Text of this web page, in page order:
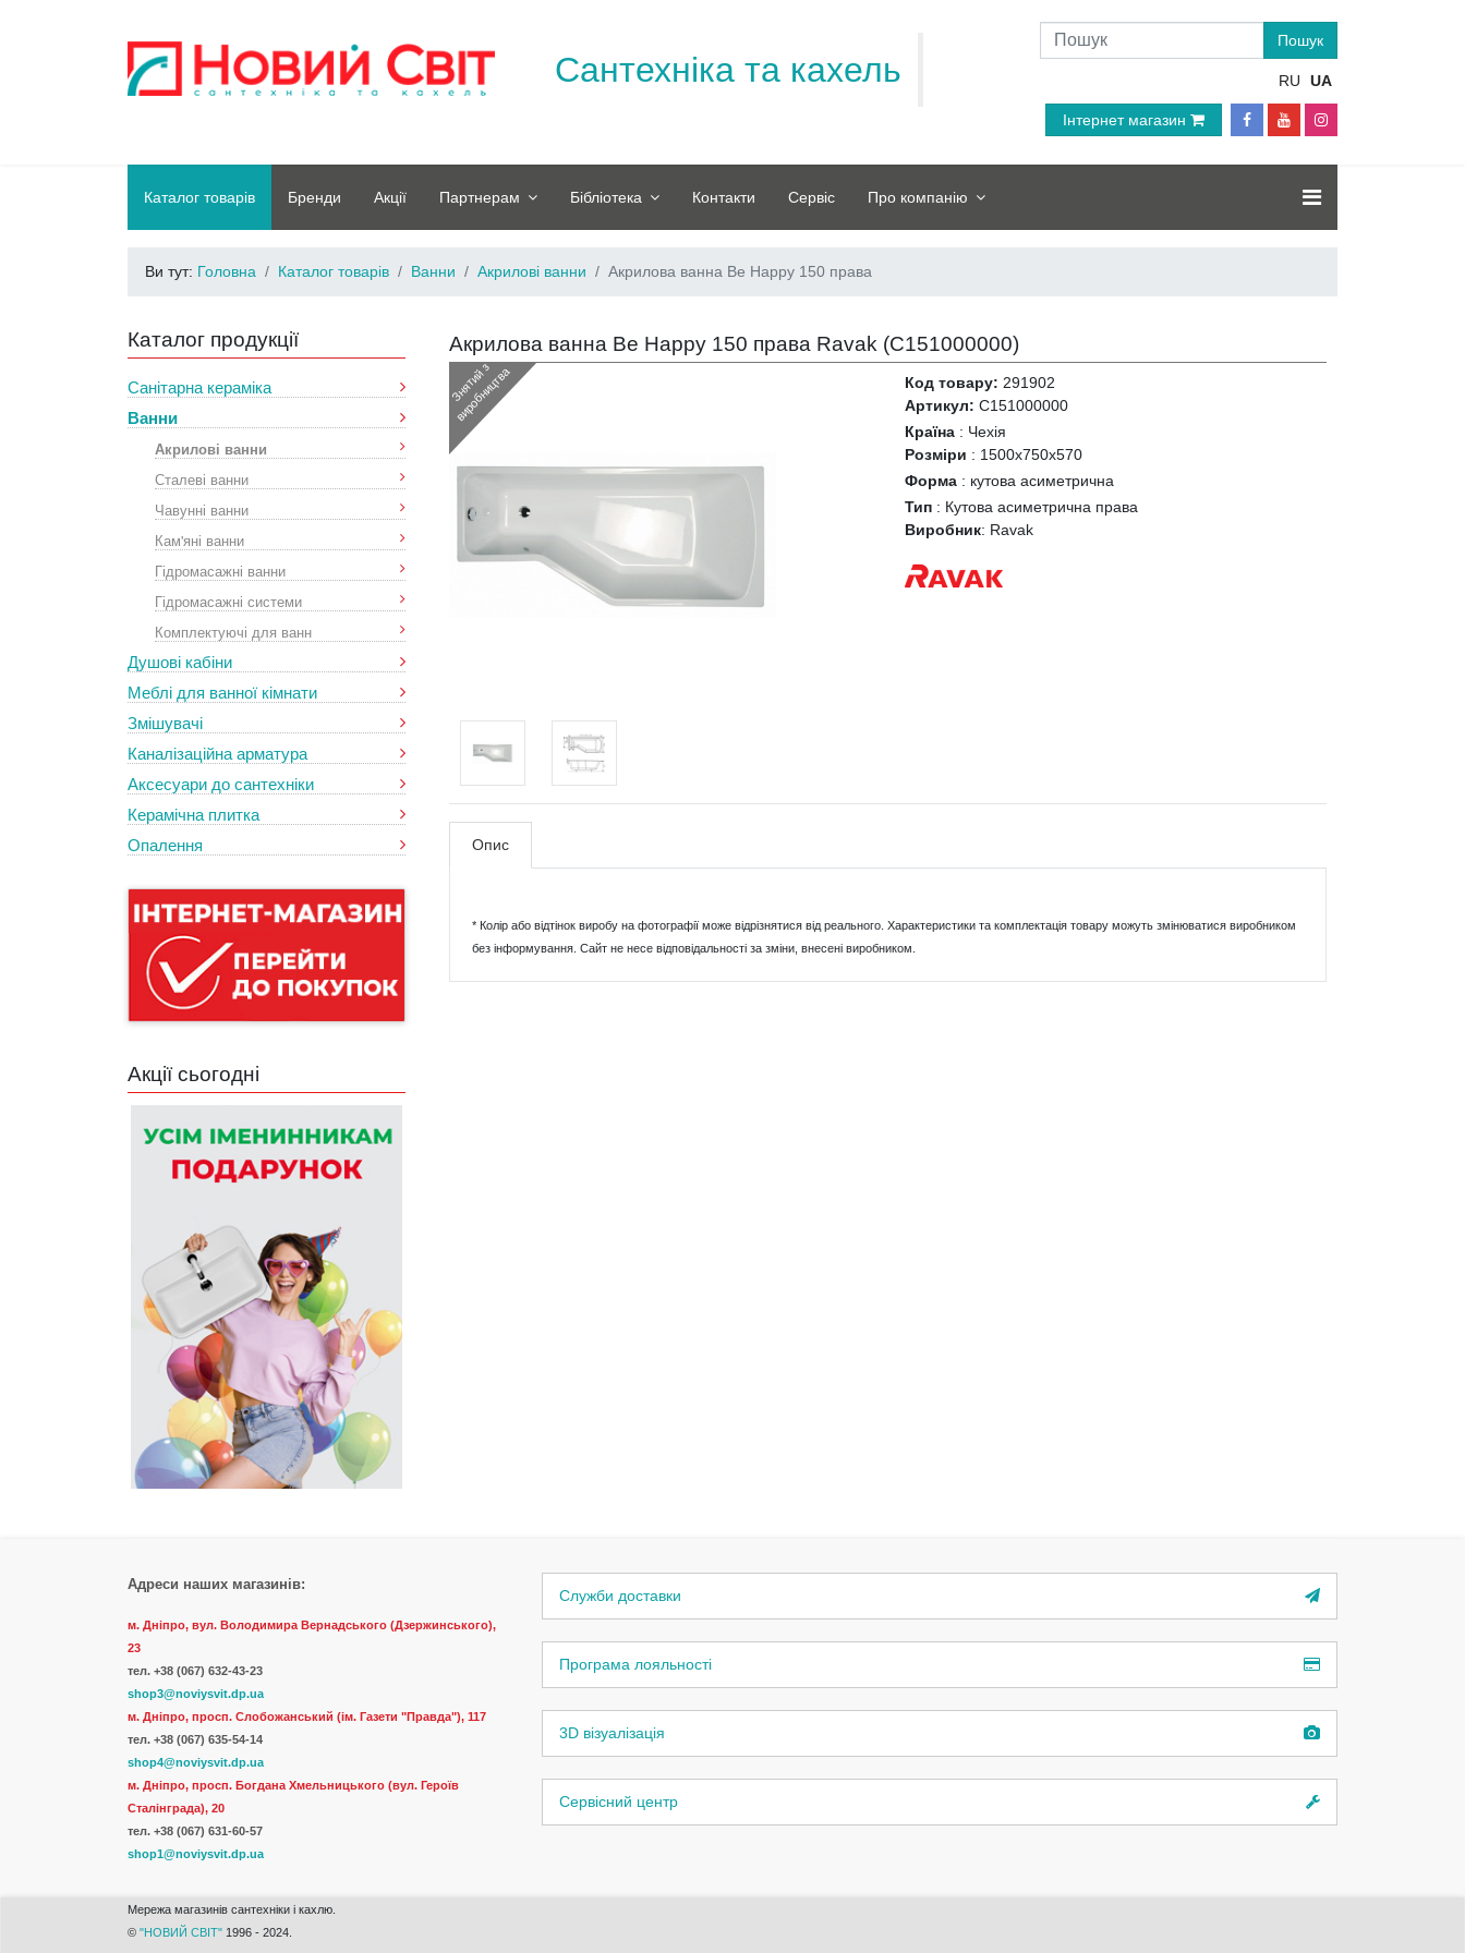
Сантехніка та кахель RU UA
Інтернет магазин
Каталог товарів Бренди Акції Партнерам Бібліотека Контакти Сервіс Про компанію
Ви тут: Головна Каталог товарів Ванни Акрилові ванни Акрилова ванна Be Happy 150 права
Каталог продукції
Санітарна кераміка
Ванни
Акрилові ванни
Сталеві ванни
Чавунні ванни
Кам'яні ванни
Гідромасажні ванни
Гідромасажні системи
Комплектуючі для ванн
Душові кабіни
Меблі для ванної кімнати
Змішувачі
Каналізаційна арматура
Аксесуари до сантехніки
Керамічна плитка
Опалення
Акції сьогодні
Акрилова ванна Be Happy 150 права Ravak (C151000000)
З
н
я
т
и
й
з
в
и
р
о
б
н
и
ц
т
в
а Код товару: 291902
Артикул: C151000000
Країна : Чехія
Розміри : 1500x750x570
Форма : кутова асиметрична
Тип : Кутова асиметрична права
Виробник: Ravak
Опис
* Колір або відтінок виробу на фотографії може відрізнятися від реального. Характеристики та комплектація товару можуть змінюватися виробником
без інформування. Сайт не несе відповідальності за зміни, внесені виробником.
Адреси наших магазинів:
м. Дніпро, вул. Володимира Вернадського (Дзержинського),
23
тел. +38 (067) 632-43-23
shop3@noviysvit.dp.ua
м. Дніпро, просп. Слобожанський (ім. Газети "Правда"), 117
тел. +38 (067) 635-54-14
shop4@noviysvit.dp.ua
м. Дніпро, просп. Богдана Хмельницького (вул. Героїв
Сталінграда), 20
тел. +38 (067) 631-60-57
shop1@noviysvit.dp.ua
Служби доставки
Програма лояльності
3D візуалізація
Сервісний центр
Мережа магазинів сантехніки і кахлю.
© "НОВИЙ СВІТ" 1996 - 2024.